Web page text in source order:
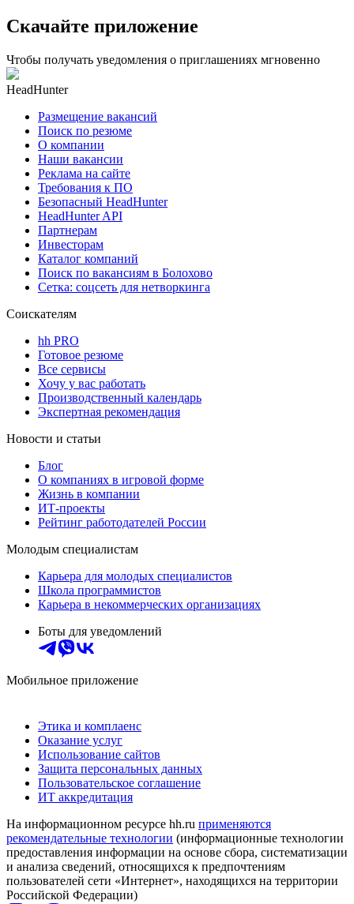
Скачайте приложение
Чтобы получать уведомления о приглашениях мгновенно
HeadHunter
Размещение вакансий
Поиск по резюме
О компании
Наши вакансии
Реклама на сайте
Требования к ПО
Безопасный HeadHunter
HeadHunter API
Партнерам
Инвесторам
Каталог компаний
Поиск по вакансиям в Болохово
Сетка: соцсеть для нетворкинга
Соискателям
hh PRO
Готовое резюме
Все сервисы
Хочу у вас работать
Производственный календарь
Экспертная рекомендация
Новости и статьи
Блог
О компаниях в игровой форме
Жизнь в компании
ИТ-проекты
Рейтинг работодателей России
Молодым специалистам
Карьера для молодых специалистов
Школа программистов
Карьера в некоммерческих организациях
Боты для уведомлений
Мобильное приложение
Этика и комплаенс
Оказание услуг
Использование сайтов
Защита персональных данных
Пользовательское соглашение
ИТ аккредитация
На информационном ресурсе hh.ru применяются
рекомендательные технологии (информационные технологии
предоставления информации на основе сбора, систематизации
и анализа сведений, относящихся к предпочтениям
пользователей сети «Интернет», находящихся на территории
Российской Федерации)